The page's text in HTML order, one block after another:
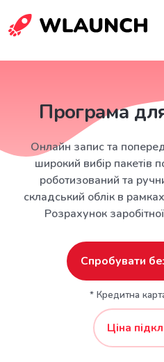
Програма
Онлайн запис та
широкий вибір пакетів
роботизований та
складський облік в
Розрахунок
Спробувати
* Кредитна
Ціна